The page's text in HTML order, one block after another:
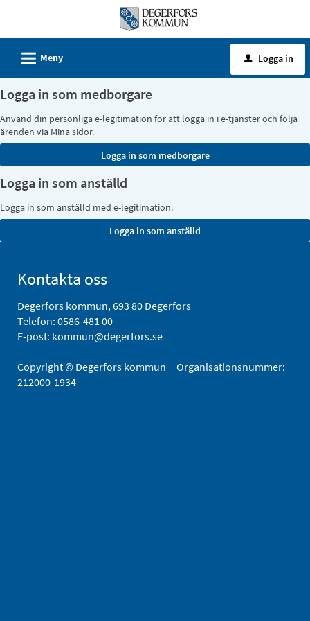
tjänster
-
Degerfors
kommun
L Meny u Logga in
Logga in som medborgare
Använd din personliga e-legitimation för att logga in i e-tjänster och följa
ärenden via Mina sidor.
Logga in som anställd
Logga in som anställd med e-legitimation.
Kontakta oss
Degerfors kommun, 693 80 Degerfors
Telefon: 0586-481 00
E-post: kommun@degerfors.se
Copyright © Degerfors kommun Organisationsnummer:
212000-1934